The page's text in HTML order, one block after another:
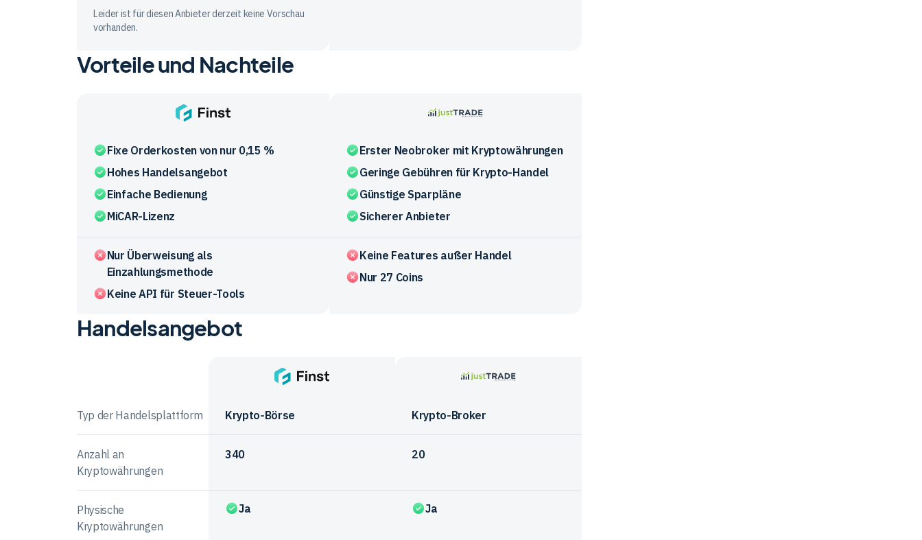
Leider ist für diesen Anbieter derzeit keine Vorschau
vorhanden.
Vorteile und Nachteile
Fixe Orderkosten von nur 0,15 %
Hohes Handelsangebot
Einfache Bedienung
MiCAR-Lizenz
Erster Neobroker mit Kryptowährungen
Geringe Gebühren für Krypto-Handel
Günstige Sparpläne
Sicherer Anbieter
Nur Überweisung als
Einzahlungsmethode
Keine API für Steuer-Tools
Keine Features außer Handel
Nur 27 Coins
Vergleichstabelle
zu
der
Anbieter
Handelsangebot
Vergleich
Typ der Handelsplattform
Krypto-Börse Krypto-Broker
Anzahl an
Kryptowährungen
340 20
Physische
Kryptowährungen
Ja Ja